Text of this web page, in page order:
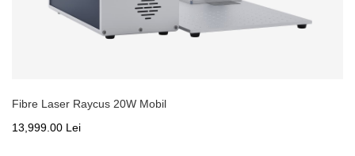
Fibre Laser Raycus 20W Mobil
13,999.00 Lei